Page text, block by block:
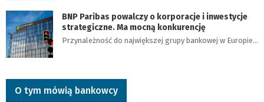
BNP Paribas powalczy o korporacje i inwestycje
strategiczne. Ma mocną konkurencję
Przynależność do największej grupy bankowej w Europie…
O tym mówią bankowcy